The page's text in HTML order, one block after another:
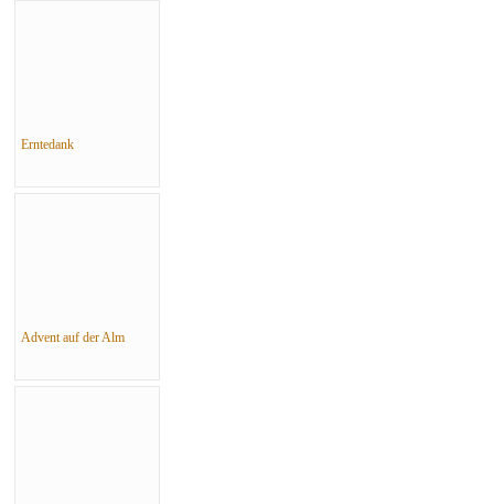
Erntedank
Advent auf der Alm